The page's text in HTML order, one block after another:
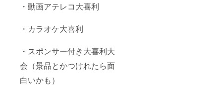
・動画アテレコ大喜利
・カラオケ大喜利
・スポンサー付き大喜利大
会（景品とかつけれたら面
白いかも）